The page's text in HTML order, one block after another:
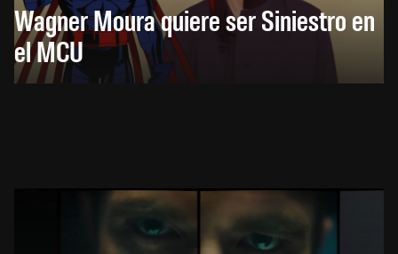
Wagner Moura quiere ser Siniestro en
el MCU